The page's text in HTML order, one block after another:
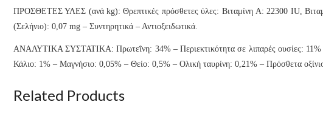
ΠΡΟΣΘΕΤΕΣ ΥΛΕΣ (ανά kg): Θρεπτικές πρόσθετες ύλες: Βιταμίνη A: 22300 IU,
(Σελήνιο): 0,07 mg – Συντηρητικά – Αντιοξειδωτικά.
ΑΝΑΛΥΤΙΚΑ ΣΥΣΤΑΤΙΚΑ: Πρωτεΐνη: 34% – Περιεκτικότητα σε λιπαρές ουσίες:
Κάλιο: 1% – Μαγνήσιο: 0,05% – Θείο: 0,5% – Ολική ταυρίνη: 0,21% – Πρόσθετα
Related Products